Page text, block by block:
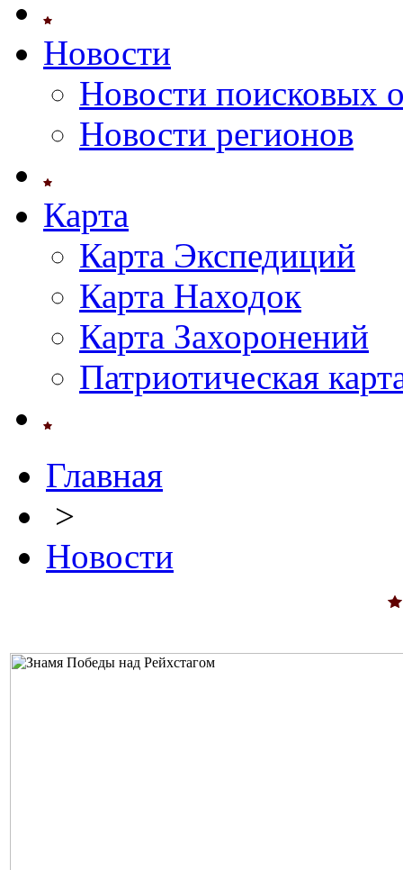
Новости
Новости поисковых
Новости регионов
Карта
Карта Экспедиций
Карта Находок
Карта Захоронений
Патриотическая
Главная
>
Новости